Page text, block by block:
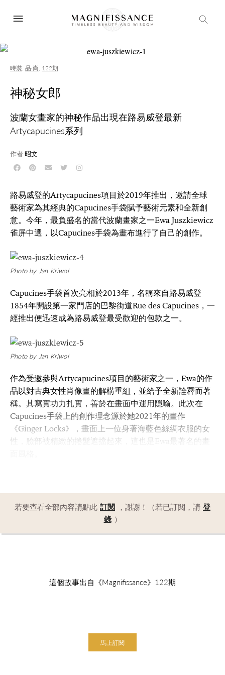
時裝 品·尚 122期
神秘女郎
波蘭女畫家的神秘作品出現在路易威登最新
Artycapucines系列
作者昭文
路易威登的Artycapucines項目於2019年推出，邀請全球
藝術家為其經典的Capucines手袋賦予藝術元素和全新創
意。今年，最負盛名的當代波蘭畫家之一Ewa Juszkiewicz
雀屏中選，以Capucines手袋為畫布進行了自己的創作。
Photo by Jan Kriwol
Capucines手袋首次亮相於2013年，名稱來自路易威登
1854年開設第一家門店的巴黎街道Rue des Capucines，一
經推出便迅速成為路易威登最受歡迎的包款之一。
Photo by Jan Kriwol
作為受邀參與Artycapucines項目的藝術家之一，Ewa的作
品以對古典女性肖像畫的解構重組，並給予全新詮釋而著
稱。其寫實功力扎實，善於在畫面中運用隱喻。此次在
Capucines手袋上的創作理念源於她2021年的畫作
《Ginger Locks》，畫面上一位身著海藍色絲綢衣服的女
性，臉部被精緻的捲髮遮擋起來，這也是Ewa最著名的畫
若要查看全部內容請點此 訂閱 ，謝謝！（若已訂閱，請 登
錄 ）
這個故事出自《Magnifissance》122期
馬上訂閱